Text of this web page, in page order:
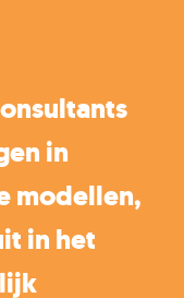
in
modellen,
in het